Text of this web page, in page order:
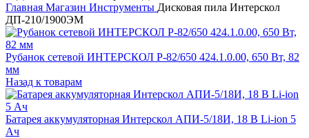
Главная Магазин Инструменты Дисковая пила Интерскол
ДП-210/1900ЭМ
Рубанок сетевой ИНТЕРСКОЛ Р-82/650 424.1.0.00, 650 Вт, 82
мм
Назад к товарам
Батарея аккумуляторная Интерскол АПИ-5/18И, 18 В Li-ion 5
Ач